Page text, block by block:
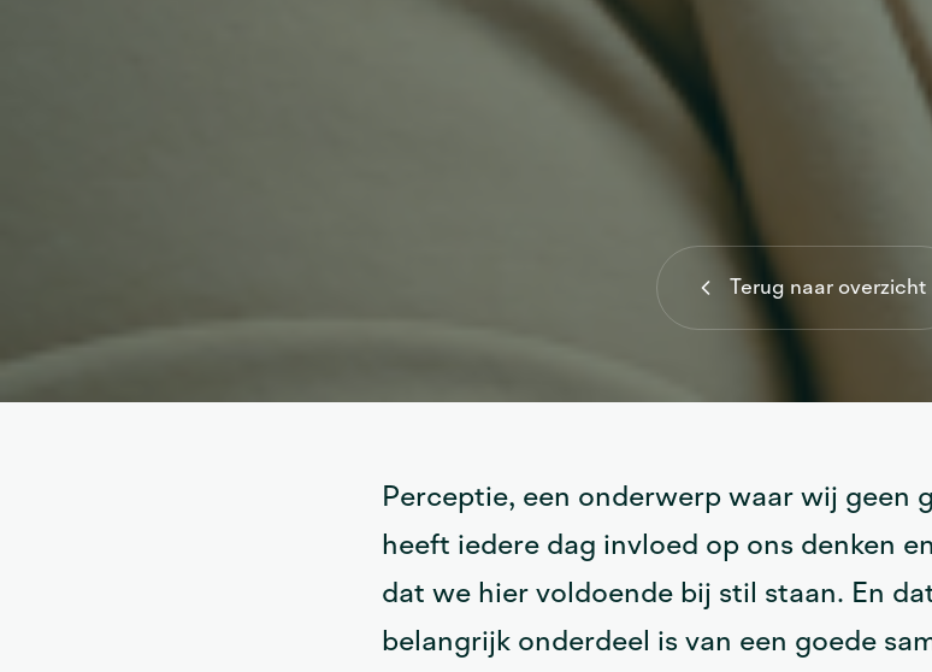
Terug naar overzicht
Perceptie, een onderwerp waar wij geen
heeft iedere dag invloed op ons denken
dat we hier voldoende bij stil staan. En
belangrijk onderdeel is van een goede